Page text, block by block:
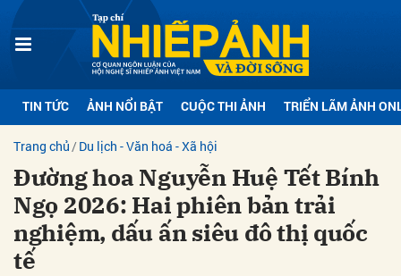
TIN TỨC ẢNH NỔI BẬT CUỘC THI ẢNH TRIỂN LÃM ẢNH
Trang chủ Du lịch - Văn hoá - Xã hội
Đường hoa Nguyễn Huệ Tết Bính
Ngọ 2026: Hai phiên bản trải
nghiệm, dấu ấn siêu đô thị quốc
tế
luận